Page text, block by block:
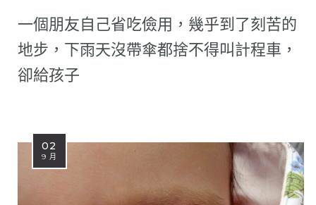
一個朋友自己省吃儉用，幾乎到了刻苦的
地步，下雨天沒帶傘都捨不得叫計程車，
卻給孩子
02
9 月